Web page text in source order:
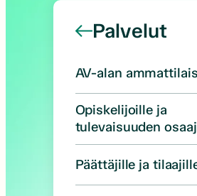
Palvelut
AV-alan
Opiskelijoille ja
tulevaisuuden
Päättäjille ja